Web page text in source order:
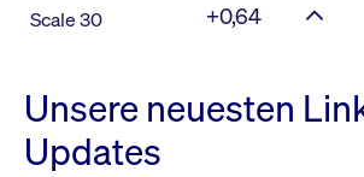
Scale 30 +0,64
Unsere neuesten
Updates